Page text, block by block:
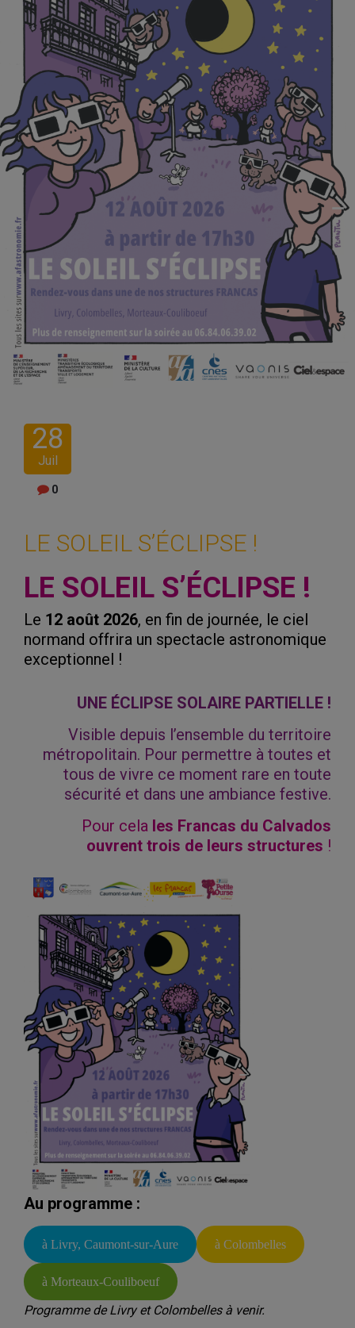
28
Juil
0
LE SOLEIL S’ÉCLIPSE !
LE SOLEIL S’ÉCLIPSE !
Le 12 août 2026, en fin de journée, le ciel
normand offrira un spectacle astronomique
exceptionnel !
UNE ÉCLIPSE SOLAIRE PARTIELLE !
Visible depuis l’ensemble du territoire
métropolitain. Pour permettre à toutes et
tous de vivre ce moment rare en toute
sécurité et dans une ambiance festive.
Pour cela les Francas du Calvados
ouvrent trois de leurs structures !
Au programme :
à Livry, Caumont-sur-Aure à Colombelles
à Morteaux-Couliboeuf
Programme de Livry et Colombelles à venir.